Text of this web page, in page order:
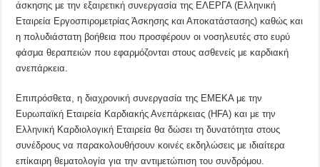
άσκησης με την εξαιρετική συνεργασία της ΕΛΕΡΓΑ (Ελληνική
Εταιρεία Εργοσπιρομετρίας Άσκησης και Αποκατάστασης) καθώς και
η πολυδιάστατη βοήθεια που προσφέρουν οι νοσηλευτές στο ευρύ
φάσμα θεραπειών που εφαρμόζονται στους ασθενείς με καρδιακή
ανεπάρκεια.
Επιπρόσθετα, η διαχρονική συνεργασία της ΕΜΕΚΑ με την
Ευρωπαϊκή Εταιρεία Καρδιακής Ανεπάρκειας (HFA) και με την
Ελληνική Καρδιολογική Εταιρεία θα δώσει τη δυνατότητα στους
συνέδρους να παρακολουθήσουν κοινές εκδηλώσεις με ιδιαίτερα
επίκαιρη θεματολογία για την αντιμετώπιση του συνδρόμου.